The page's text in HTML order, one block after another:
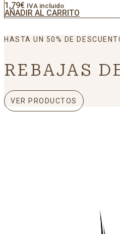
1,79€ IVA incluido
AÑADIR AL CARRITO
HASTA UN 50% DE
REBAJAS
VER PRODUCTOS